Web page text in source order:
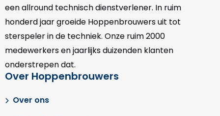
een allround technisch dienstverlener. In ruim
honderd jaar groeide Hoppenbrouwers uit tot
sterspeler in de techniek. Onze ruim 2000
medewerkers en jaarlijks duizenden klanten
onderstrepen dat.
Over Hoppenbrouwers
Over ons